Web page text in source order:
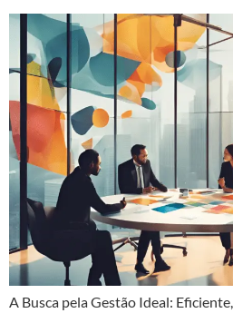
A Busca pela Gestão Ideal: